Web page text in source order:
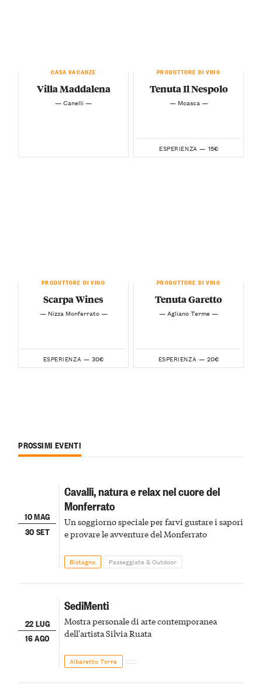
CASA VACANZE
Villa Maddalena
— Canelli —
PRODUTTORE DI VINO
Tenuta Il Nespolo
— Moasca —
ESPERIENZA — 15€
PRODUTTORE DI VINO
Scarpa Wines
— Nizza Monferrato —
ESPERIENZA — 30€
PRODUTTORE DI VINO
Tenuta Garetto
— Agliano Terme —
ESPERIENZA — 20€
PROSSIMI EVENTI
10 MAG
30 SET
Cavalli, natura e relax nel cuore del
Monferrato
Un soggiorno speciale per farvi gustare i sapori
e provare le avventure del Monferrato
Bistagno Passeggiate & Outdoor
22 LUG
16 AGO
SediMenti
Mostra personale di arte contemporanea
dell'artista Silvia Ruata
Albaretto Torre